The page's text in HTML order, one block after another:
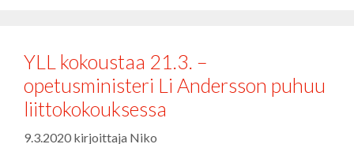
YLL kokoustaa 21.3. –
opetusministeri Li Andersson puhuu
liittokokouksessa
9.3.2020 kirjoittaja Niko